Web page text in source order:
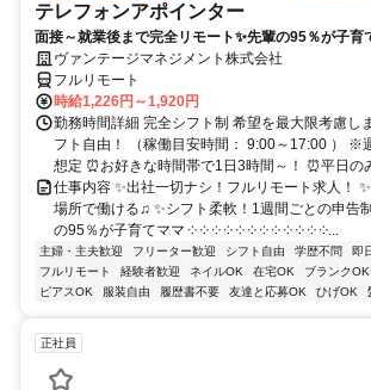
テレフォンアポインター
面接～就業後まで完全リモート✨先輩の95％が子育
ヴァンテージマネジメント株式会社
フルリモート
時給1,226円～1,920円
勤務時間詳細 完全シフト制 希望を最大限考慮し
フト自由！ （稼働目安時間： 9:00～17:00 ） ※
想定 ⏰お好きな時間帯で1日3時間～！ ⏰平日の
仕事内容 ✨出社一切ナシ！フルリモート求人！
場所で働ける♫ ✨シフト柔軟！1週間ごとの申告
の95％が子育てママ ༶ ༶ ༶ ༶ ༶ ༶ ༶ ༶ ༶ ༶ ༶ ༶...
主婦・主夫歓迎 フリーター歓迎 シフト自由 学歴不問
即
フルリモート
経験者歓迎 ネイルOK 在宅OK ブランクOK
ピアスOK
服装自由 履歴書不要 友達と応募OK ひげOK
正社員